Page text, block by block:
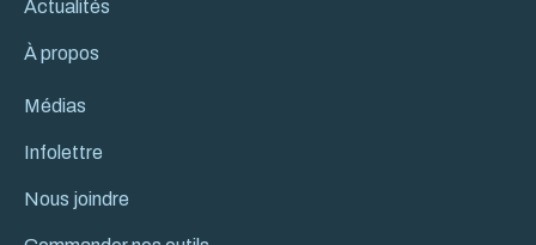
Actualités
À propos
Médias
Infolettre
Nous joindre